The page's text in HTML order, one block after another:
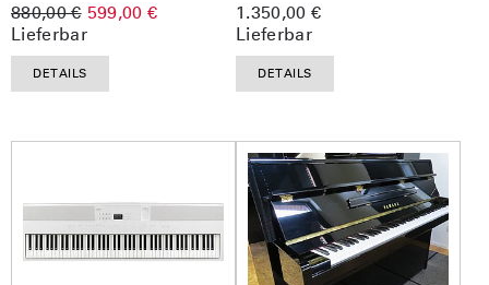
880,00 € 599,00 €
Lieferbar
DETAILS
1.350,00 €
Lieferbar
DETAILS